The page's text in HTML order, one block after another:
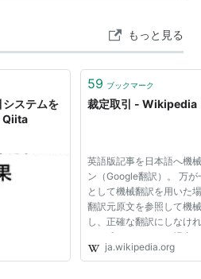
かし、実際に決めた値段で売
存在する。
の需給権を確定させることを
いえば、日経平均株価*2と、日
の価格差を使った裁定取引が行
の理論価格である
もっと見る
システムを
Qiita
59 ブックマーク
裁定取引 - Wikipedia
英語版記事を日本語へ機
ン（Google翻訳）。 万
として機械翻訳を用いた
翻訳元原文を参照して機
し、正確な翻訳にしなけ
れが成されていない場合
G-3に基づき、削除され
ja.wikipedia.org